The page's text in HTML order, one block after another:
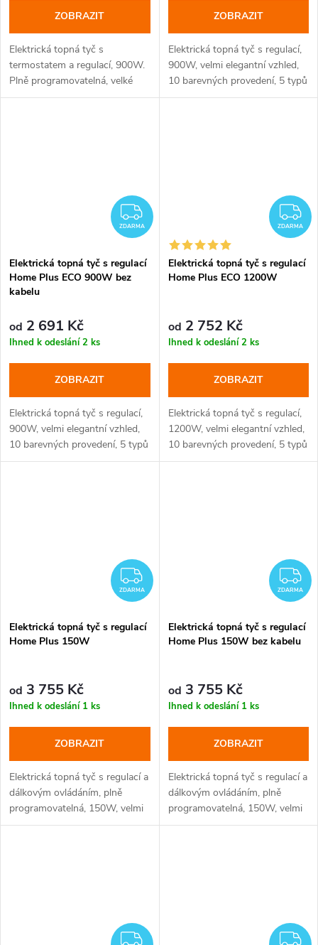
ZOBRAZIT
Elektrická topná tyč s
termostatem a regulací, 900W.
Plně programovatelná, velké
množství topných programů.
ZOBRAZIT
Elektrická topná tyč s regulací,
900W, velmi elegantní vzhled,
10 barevných provedení, 5 typů
krytek
ZDARMA
ZDARMA
Elektrická topná tyč s regulací
Home Plus ECO 900W bez
kabelu
od 2 691 Kč
Ihned k odeslání2 ks
ZOBRAZIT
Elektrická topná tyč s regulací,
900W, velmi elegantní vzhled,
10 barevných provedení, 5 typů
krytek
ZDARMA
Elektrická topná tyč s regulací
Home Plus ECO 1200W
od 2 752 Kč
Ihned k odeslání2 ks
ZOBRAZIT
Elektrická topná tyč s regulací,
1200W, velmi elegantní vzhled,
10 barevných provedení, 5 typů
krytek
ZDARMA
ZDARMA
Elektrická topná tyč s regulací
Home Plus 150W
od 3 755 Kč
Ihned k odeslání 1 ks
ZOBRAZIT
Elektrická topná tyč s regulací a
dálkovým ovládáním, plně
programovatelná, 150W, velmi
elegantní vzhled, 10 barevných
ZDARMA
Elektrická topná tyč s regulací
Home Plus 150W bez kabelu
od 3 755 Kč
Ihned k odeslání 1 ks
ZOBRAZIT
Elektrická topná tyč s regulací a
dálkovým ovládáním, plně
programovatelná, 150W, velmi
elegantní vzhled, 10 barevných
ZDARMA